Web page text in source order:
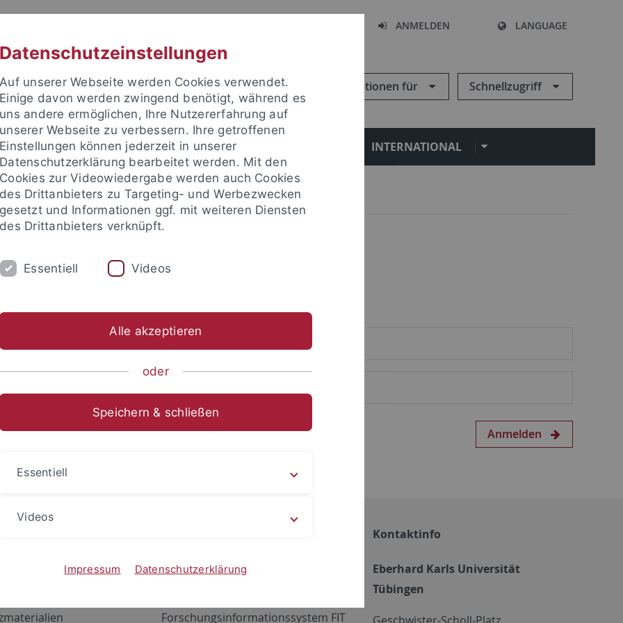
ANMELDEN LANGUAGE
Informationen für Schnellzugriff
FORSCHUNG EINRICHTUNGEN INTERNATIONAL
um sich anzumelden:
Anmelden
Netzwerk
ALMA
Forschungsinformationssystem FIT
Kontaktinfo
Eberhard Karls Universität
Tübingen
Datenschutzeinstellungen
Auf unserer Webseite werden Cookies verwendet.
Einige davon werden zwingend benötigt, während es
uns andere ermöglichen, Ihre Nutzererfahrung auf
unserer Webseite zu verbessern. Ihre getroffenen
Einstellungen können jederzeit in unserer
Datenschutzerklärung bearbeitet werden. Mit den
Cookies zur Videowiedergabe werden auch Cookies
des Drittanbieters zu Targeting- und Werbezwecken
gesetzt und Informationen ggf. mit weiteren Diensten
des Drittanbieters verknüpft.
Essentiell Videos
Alle akzeptieren
oder
Speichern & schließen
Essentiell
Videos
Impressum Datenschutzerklärung